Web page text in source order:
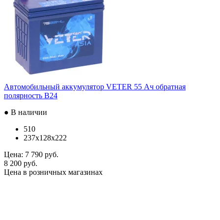
Автомобильный аккумулятор VETER 55 Ач обратная
полярность B24
● В наличии
510
237x128x222
Цена: 7 790 руб.
8 200 руб.
Цена в розничных магазинах